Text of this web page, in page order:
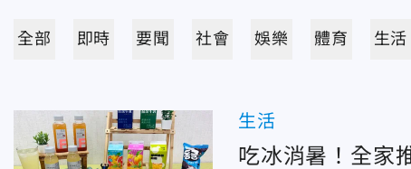
全部 即時 要聞 社會 娛樂 體育 生活
生活
吃冰消暑！全家